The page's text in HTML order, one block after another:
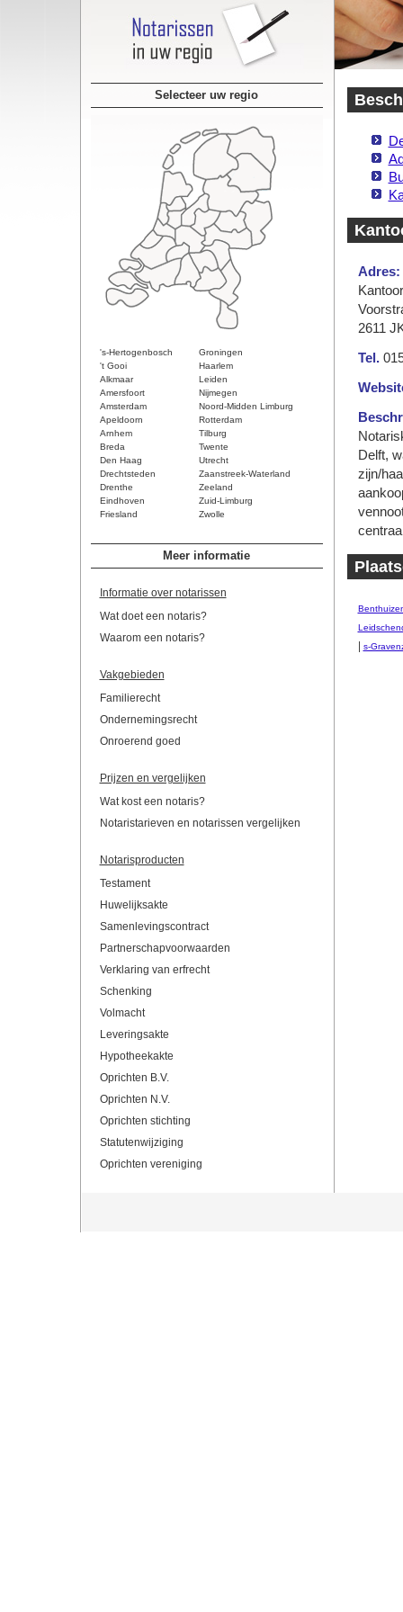
Selecteer uw regio
's-Hertogenbosch
Groningen
't Gooi
Haarlem
Alkmaar
Leiden
Amersfoort
Nijmegen
Amsterdam
Noord-Midden Limburg
Apeldoorn
Rotterdam
Arnhem
Tilburg
Breda
Twente
Den Haag
Utrecht
Drechtsteden
Zaanstreek-Waterland
Drenthe
Zeeland
Eindhoven
Zuid-Limburg
Friesland
Zwolle
Meer informatie
Informatie over notarissen
Wat doet een notaris?
Waarom een notaris?
Vakgebieden
Familierecht
Ondernemingsrecht
Onroerend goed
Prijzen en vergelijken
Wat kost een notaris?
Notaristarieven en notarissen vergelijken
Notarisproducten
Testament
Huwelijksakte
Samenlevingscontract
Partnerschapvoorwaarden
Verklaring van erfrecht
Schenking
Volmacht
Leveringsakte
Hypotheekakte
Oprichten B.V.
Oprichten N.V.
Oprichten stichting
Statutenwijziging
Oprichten vereniging
Adres:
2611
Tel.
Delft,
zijn/
s-